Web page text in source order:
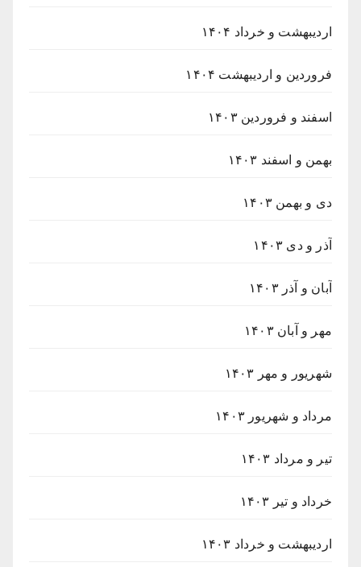
اردیبهشت و خرداد ۱۴۰۴
فروردین و اردیبهشت ۱۴۰۴
اسفند و فروردین ۱۴۰۳
بهمن و اسفند ۱۴۰۳
دی و بهمن ۱۴۰۳
آذر و دی ۱۴۰۳
آبان و آذر ۱۴۰۳
مهر و آبان ۱۴۰۳
شهریور و مهر ۱۴۰۳
مرداد و شهریور ۱۴۰۳
تیر و مرداد ۱۴۰۳
خرداد و تیر ۱۴۰۳
اردیبهشت و خرداد ۱۴۰۳